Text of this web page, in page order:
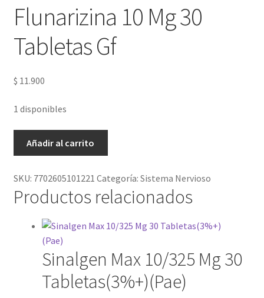
Flunarizina 10 Mg 30
Tabletas Gf
$ 11.900
1 disponibles
30
Tabletas
cantidad
Añadir al carrito
SKU: 7702605101221 Categoría: Sistema Nervioso
Productos relacionados
Sinalgen Max 10/325 Mg 30
Tabletas(3%+)(Pae)